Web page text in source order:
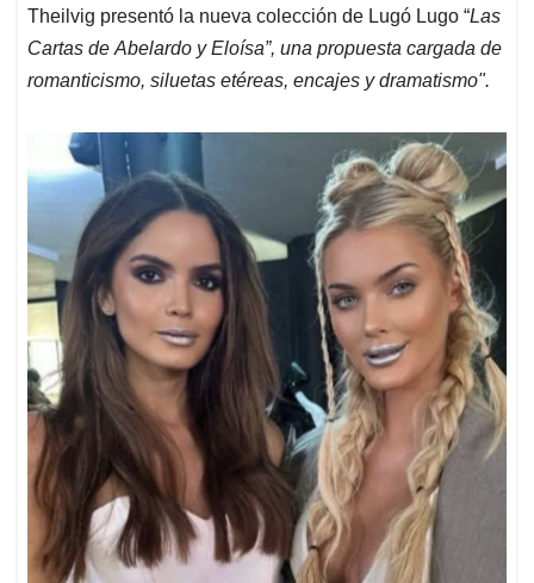
Theilvig presentó la nueva colección de Lugó Lugo “Las
Cartas de Abelardo y Eloísa”, una propuesta cargada de
romanticismo, siluetas etéreas, encajes y dramatismo".